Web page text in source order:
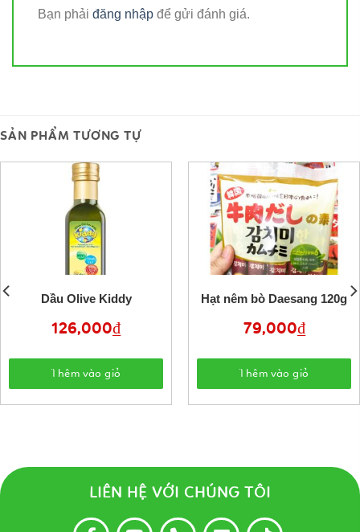
Bạn phải đăng nhập để gửi đánh giá.
SẢN PHẨM TƯƠNG TỰ
Dầu Olive Kiddy
126,000₫
Thêm vào giỏ
Hạt nêm bò Daesang 120g
79,000₫
Thêm vào giỏ
LIÊN HỆ VỚI CHÚNG TÔI